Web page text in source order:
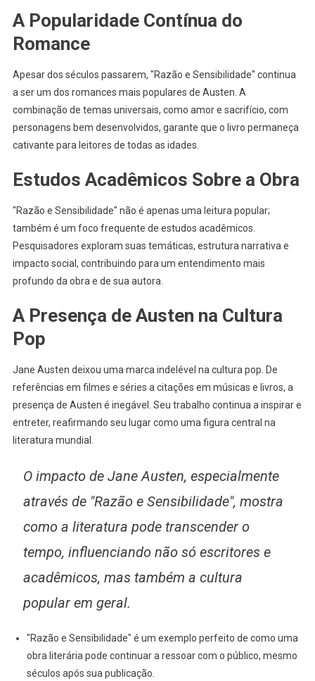
A Popularidade Contínua do
Romance
Apesar dos séculos passarem, "Razão e Sensibilidade" continua
a ser um dos romances mais populares de Austen. A
combinação de temas universais, como amor e sacrifício, com
personagens bem desenvolvidos, garante que o livro permaneça
cativante para leitores de todas as idades.
Estudos Acadêmicos Sobre a Obra
"Razão e Sensibilidade" não é apenas uma leitura popular;
também é um foco frequente de estudos acadêmicos.
Pesquisadores exploram suas temáticas, estrutura narrativa e
impacto social, contribuindo para um entendimento mais
profundo da obra e de sua autora.
A Presença de Austen na Cultura
Pop
Jane Austen deixou uma marca indelével na cultura pop. De
referências em filmes e séries a citações em músicas e livros, a
presença de Austen é inegável. Seu trabalho continua a inspirar e
entreter, reafirmando seu lugar como uma figura central na
literatura mundial.
O impacto de Jane Austen, especialmente
através de "Razão e Sensibilidade", mostra
como a literatura pode transcender o
tempo, influenciando não só escritores e
acadêmicos, mas também a cultura
popular em geral.
"Razão e Sensibilidade" é um exemplo perfeito de como uma
obra literária pode continuar a ressoar com o público, mesmo
séculos após sua publicação.